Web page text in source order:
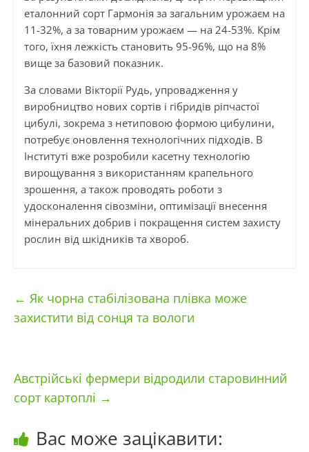
еталонний сорт Гармонія за загальним урожаєм на
11-32%, а за товарним урожаєм — на 24-53%. Крім
того, їхня лежкість становить 95-96%, що на 8%
вище за базовий показник.
За словами Вікторії Рудь, упровадження у
виробництво нових сортів і гібридів ріпчастої
цибулі, зокрема з нетиповою формою цибулини,
потребує оновлення технологічних підходів. В
Інституті вже розробили касетну технологію
вирощування з використанням крапельного
зрошення, а також проводять роботи з
удосконалення сівозміни, оптимізації внесення
мінеральних добрив і покращення систем захисту
рослин від шкідників та хвороб.
← Як чорна стабілізована плівка може
захистити від сонця та вологи
Австрійські фермери відродили старовинний
сорт картоплі →
Вас може зацікавити: